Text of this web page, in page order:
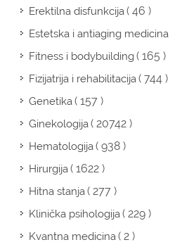
Erektilna disfunkcija( 46 )
Estetska i antiaging medicina
Fitness i bodybuilding( 165 )
Fizijatrija i rehabilitacija( 744 )
Genetika( 157 )
Ginekologija( 20742 )
Hematologija( 938 )
Hirurgija( 1622 )
Hitna stanja( 277 )
Klinička psihologija( 229 )
Kvantna medicina( 2 )